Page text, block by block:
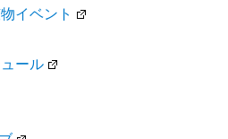
イベント
ール